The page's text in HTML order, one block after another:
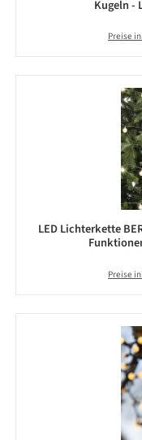
Kugeln -
Preise
LED Lichterkette
Preise